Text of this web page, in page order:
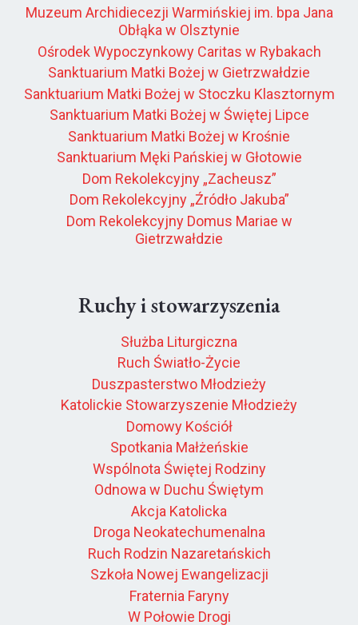
Muzeum Archidiecezji Warmińskiej im. bpa Jana
Obłąka w Olsztynie
Ośrodek Wypoczynkowy Caritas w Rybakach
Sanktuarium Matki Bożej w Gietrzwałdzie
Sanktuarium Matki Bożej w Stoczku Klasztornym
Sanktuarium Matki Bożej w Świętej Lipce
Sanktuarium Matki Bożej w Krośnie
Sanktuarium Męki Pańskiej w Głotowie
Dom Rekolekcyjny „Zacheusz”
Dom Rekolekcyjny „Źródło Jakuba”
Dom Rekolekcyjny Domus Mariae w
Gietrzwałdzie
Ruchy i stowarzyszenia
Służba Liturgiczna
Ruch Światło-Życie
Duszpasterstwo Młodzieży
Katolickie Stowarzyszenie Młodzieży
Domowy Kościół
Spotkania Małżeńskie
Wspólnota Świętej Rodziny
Odnowa w Duchu Świętym
Akcja Katolicka
Droga Neokatechumenalna
Ruch Rodzin Nazaretańskich
Szkoła Nowej Ewangelizacji
Fraternia Faryny
W Połowie Drogi